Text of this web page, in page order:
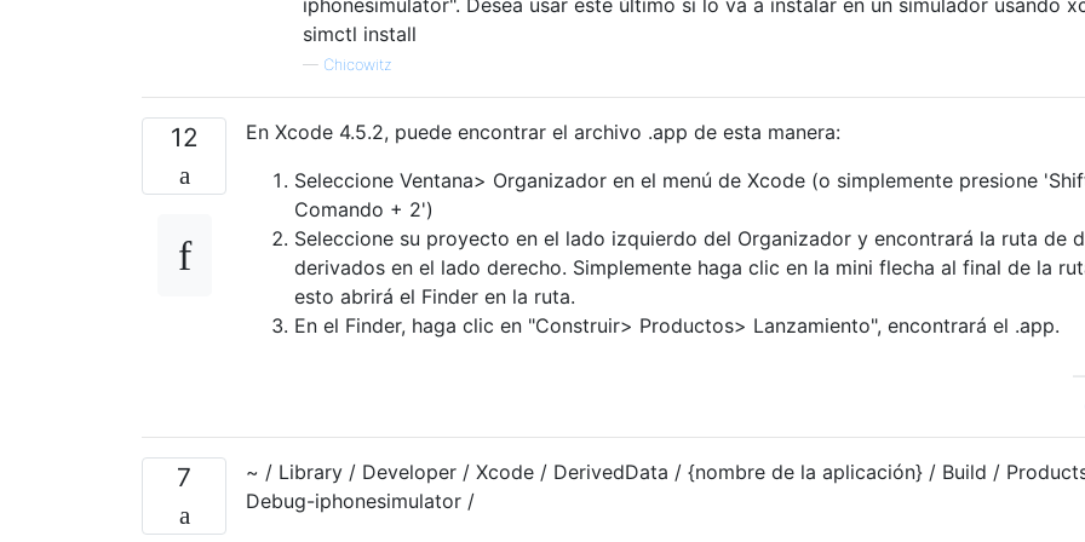
simctl install
— Chicowitz
12
En Xcode 4.5.2, puede encontrar el archivo .app de esta manera:
Seleccione Ventana> Organizador en el menú de Xcode (o simplemente presione
Comando + 2')
Seleccione su proyecto en el lado izquierdo del Organizador y encontrará la ruta de
derivados en el lado derecho. Simplemente haga clic en la mini flecha al final de la
esto abrirá el Finder en la ruta.
En el Finder, haga clic en "Construir> Productos> Lanzamiento", encontrará el .app.
7
~ / Library / Developer / Xcode / DerivedData / {nombre de la aplicación} / Build /
Debug-iphonesimulator /